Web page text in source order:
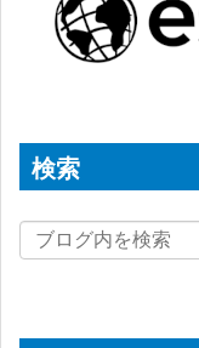
検索